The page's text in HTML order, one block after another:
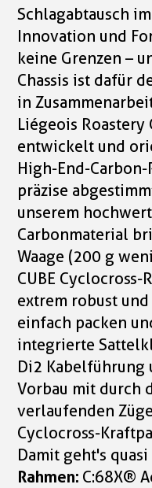
Schlagabtausch
Innovation und
keine Grenzen –
Chassis ist dafür
in
Liégeois Roastery
entwickelt und
High-End-
präzise
unserem
Carbonmaterial
Waage (200 g
CUBE Cyclocross-
extrem robust
einfach packen
integrierte
Di2
Vorbau mit durch
verlaufenden
Cyclocross-
Damit geht's
Rahmen: C:68X®